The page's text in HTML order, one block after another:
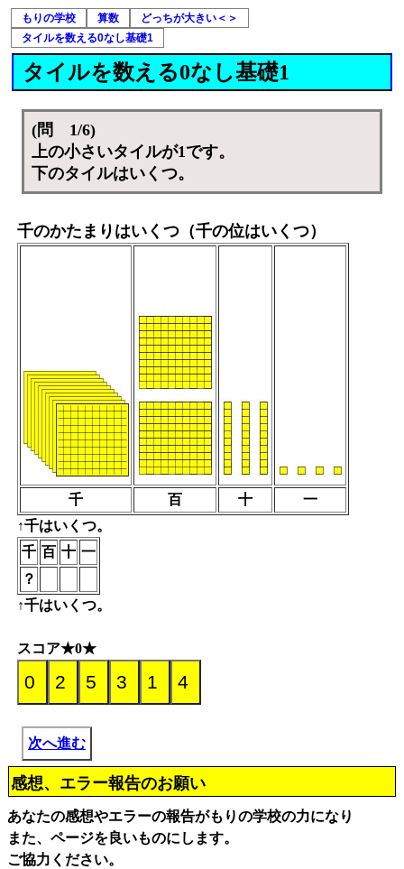
もりの学校 算数
どっちが大きい＜＞
タイルを数える0なし基礎1
タイルを数える0なし基礎1
(問 1/6)
上の小さいタイルが1です。
下のタイルはいくつ。
千のかたまりはいくつ（千の位はいくつ）
千 百 十
一
↑千はいくつ。
千 百 十 一
？
↑千はいくつ。
スコア★0★
次へ進む
感想、エラー報告のお願い
あなたの感想やエラーの報告がもりの学校の力になり
また、ページを良いものにします。
ご協力ください。